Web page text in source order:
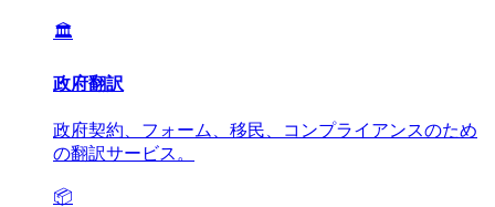
🏛️
政府翻訳
政府契約、フォーム、移民、コンプライアンスのため
の翻訳サービス。
📦